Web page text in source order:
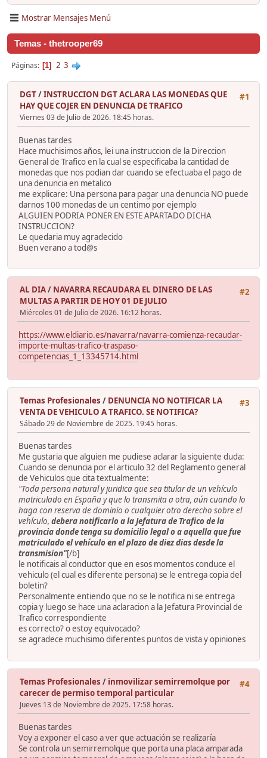
Mostrar Mensajes Menú
Temas - thetrooper69
Páginas 1 2 3
#1
DGT/INSTRUCCION DGT ACLARA LAS MONEDAS QUE
HAY QUE COJER EN DENUNCIA DE TRAFICO
Viernes 03 de Julio de 2026. 18:45 horas.
Buenas tardes
Hace muchisimos años, lei una instruccion de la Direccion
General de Trafico en la cual se especificaba la cantidad de
monedas que nos podian dar cuando se efectuaba el pago de
una denuncia en metalico
me explicare: Una persona para pagar una denuncia NO puede
darnos 100 monedas de un centimo por ejemplo
ALGUIEN PODRIA PONER EN ESTE APARTADO DICHA
INSTRUCCION?
Le quedaria muy agradecido
Buen verano a tod@s
#2
AL DIA/ NAVARRA RECAUDARA EL DINERO DE LAS
MULTAS A PARTIR DE HOY 01 DE JULIO
Miércoles 01 de Julio de 2026. 16:12 horas.
https://www.eldiario.es/navarra/navarra-comienza-recaudar-
importe-multas-trafico-traspaso-
competencias_1_13345714.html
#3
Temas Profesionales / DENUNCIA NO NOTIFICAR LA
VENTA DE VEHICULO A TRAFICO. SE NOTIFICA?
Sábado 29 de Noviembre de 2025. 19:45 horas.
Buenas tardes
Me gustaria que alguien me pudiese aclarar la siguiente duda:
Cuando se denuncia por el articulo 32 del Reglamento general
de Vehiculos que cita textualmente:
"Toda persona natural y juridica que sea titular de un vehículo
matriculado en España y que lo transmita a otra, aún cuando lo
haga con reserva de dominio o cualquier otro derecho sobre el
vehículo, debera notificarlo a la Jefatura de Trafico de la
provincia donde tenga su domicilio legal o a aquella que fue
matriculado el vehículo en el plazo dediez diasdesde la
transmision"[/b]
le notificais al conductor que en esos momentos conduce el
vehiculo (el cual es diferente persona) se le entrega copia del
boletin?
Personalmente entiendo que no se le notifica ni se entrega
copia y luego se hace una aclaracion a la Jefatura Provincial de
Trafico correspondiente
es correcto? o estoy equivocado?
se agradece muchisimo diferentes puntos de vista y opiniones
#4
Temas Profesionales / inmovilizar semirremolque por
carecer de permiso temporal particular
Jueves 13 de Noviembre de 2025. 17:58 horas.
Buenas tardes
Voy a exponer el caso a ver que actuación se realizaría
Se controla un semirremolque que porta una placa amparada